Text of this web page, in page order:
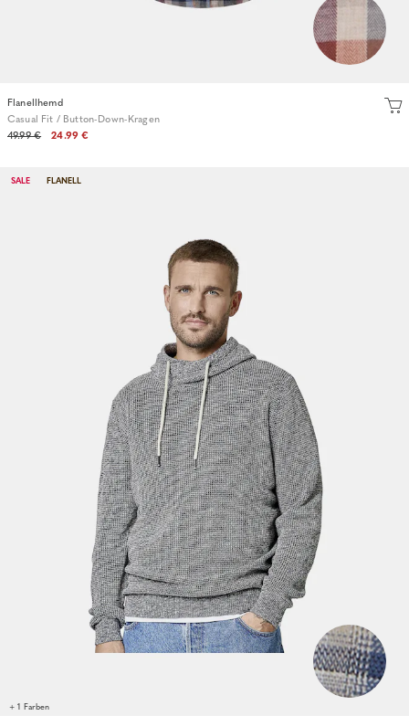
Flanellhemd
Casual Fit / Button-Down-Kragen
49.99 €
24.99 €
SALE FLANELL
+ 1 Farben